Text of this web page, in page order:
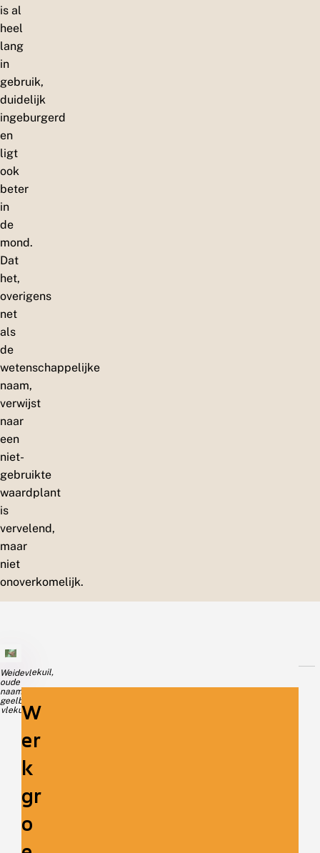
is al
heel
lang
in
gebruik,
duidelijk
ingeburgerd
en
ligt
ook
beter
in
de
mond.
Dat
het,
overigens
net
als
de
wetenschappelijke
naam,
verwijst
naar
een
niet-
gebruikte
waardplant
is
vervelend,
maar
niet
onoverkomelijk.
Weidevlekuil,
oude
naam:
geelbruine
vlekuilW
er
k
gr
o